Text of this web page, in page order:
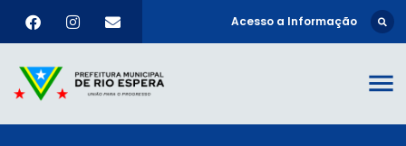
Acesso a Informação